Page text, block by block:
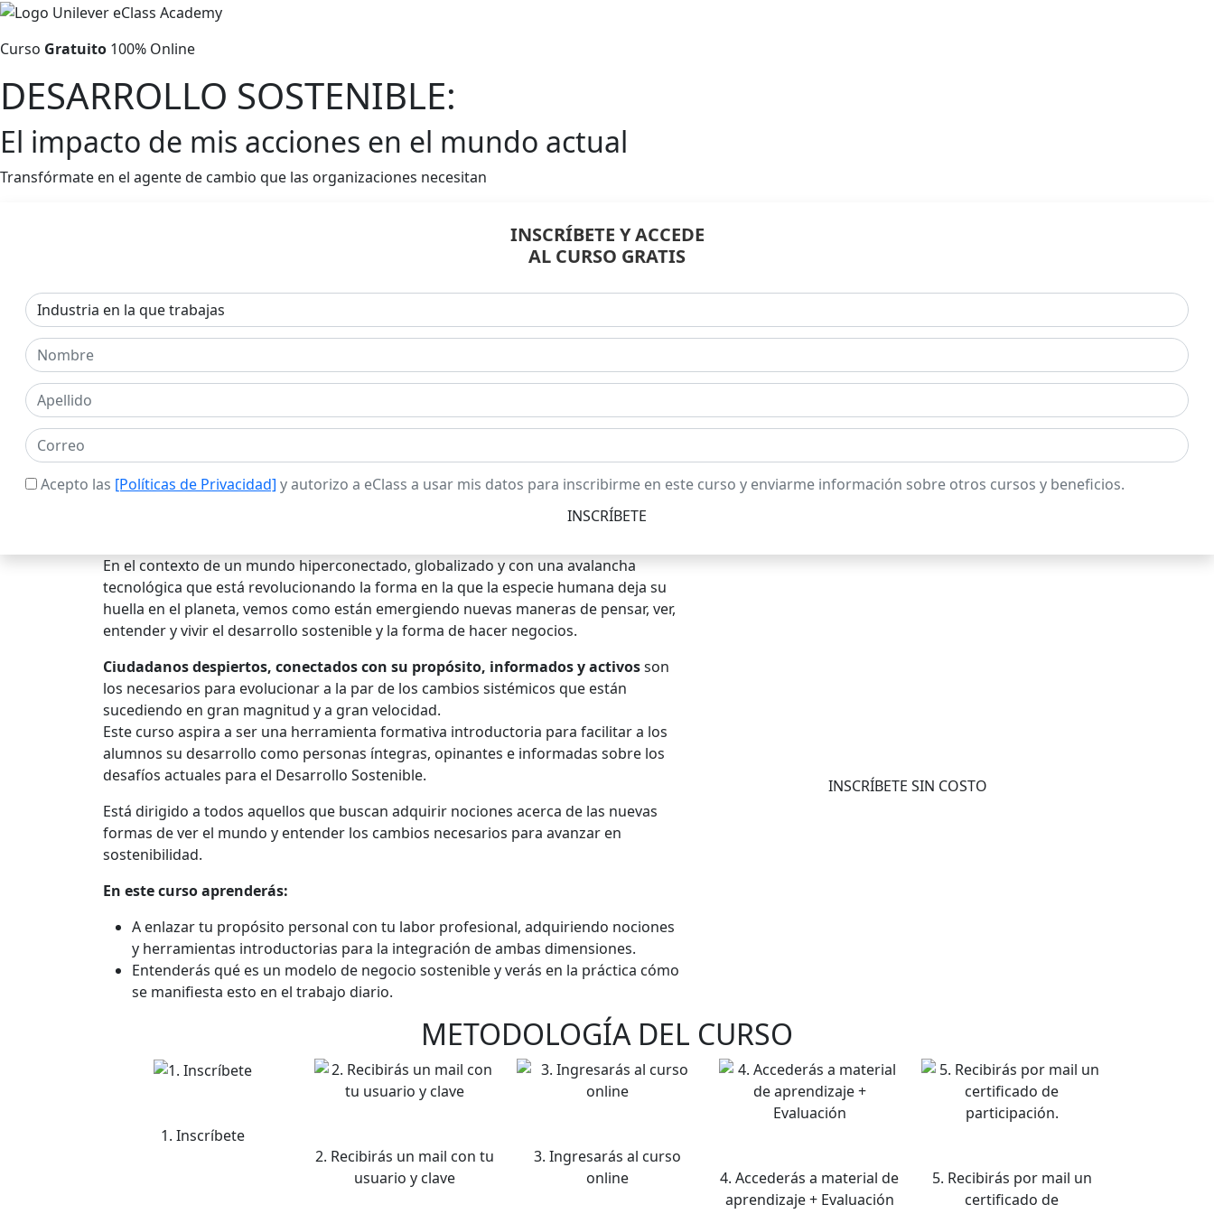
Curso Gratuito 100% Online
DESARROLLO SOSTENIBLE:
El impacto de mis acciones en el mundo actual
Transfórmate en el agente de cambio que las organizaciones necesitan
INSCRÍBETE Y ACCEDE
AL CURSO GRATIS
Acepto las [Políticas de Privacidad] y autorizo a eClass a usar mis datos para inscribirme en este curso y enviarme información sobre otros cursos y beneficios.
En el contexto de un mundo hiperconectado, globalizado y con una avalancha
tecnológica que está revolucionando la forma en la que la especie humana deja su
huella en el planeta, vemos como están emergiendo nuevas maneras de pensar, ver,
entender y vivir el desarrollo sostenible y la forma de hacer negocios.
Ciudadanos despiertos, conectados con su propósito, informados y activosson
los necesarios para evolucionar a la par de los cambios sistémicos que están
sucediendo en gran magnitud y a gran velocidad.
Este curso aspira a ser una herramienta formativa introductoria para facilitar a los
alumnos su desarrollo como personas íntegras, opinantes e informadas sobre los
desafíos actuales para el Desarrollo Sostenible.
Está dirigido a todos aquellos que buscan adquirir nociones acerca de las nuevas
formas de ver el mundo y entender los cambios necesarios para avanzar en
sostenibilidad.
En este curso aprenderás:
A enlazar tu propósito personal con tu labor profesional, adquiriendo nociones
y herramientas introductorias para la integración de ambas dimensiones.
Entenderás qué es un modelo de negocio sostenible y verás en la práctica cómo
se manifiesta esto en el trabajo diario.
INSCRÍBETE SIN COSTO
METODOLOGÍA DEL CURSO
1. Inscríbete
2. Recibirás un mail con tu
usuario y clave
3. Ingresarás al curso
online
4. Accederás a material de
aprendizaje + Evaluación
5. Recibirás por mail un
certificado de